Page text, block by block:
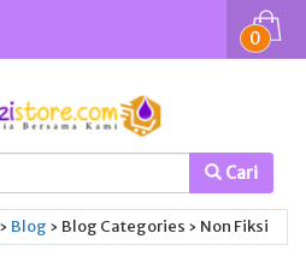
Cari
0
› Blog › Blog Categories › Non Fiksi